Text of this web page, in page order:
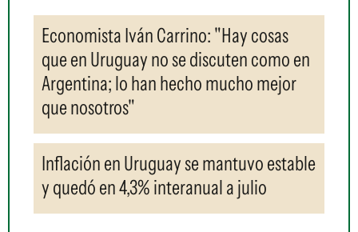
Economista Iván Carrino: "Hay cosas
que en Uruguay no se discuten como en
Argentina; lo han hecho mucho mejor
que nosotros"
Inflación en Uruguay se mantuvo estable
y quedó en 4,3% interanual a julio